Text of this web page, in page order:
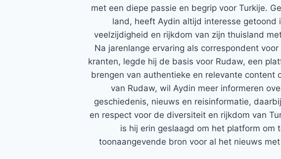
met een diepe passie en begrip voor Turkije.
land, heeft Aydin altijd interesse getoond
veelzijdigheid en rijkdom van zijn thuisland
Na jarenlange ervaring als correspondent
kranten, legde hij de basis voor Rudaw, een
brengen van authentieke en relevante content
van Rudaw, wil Aydin meer informeren
geschiedenis, nieuws en reisinformatie,
en respect voor de diversiteit en rijkdom van
is hij erin geslaagd om het platform om
toonaangevende bron voor al het nieuws